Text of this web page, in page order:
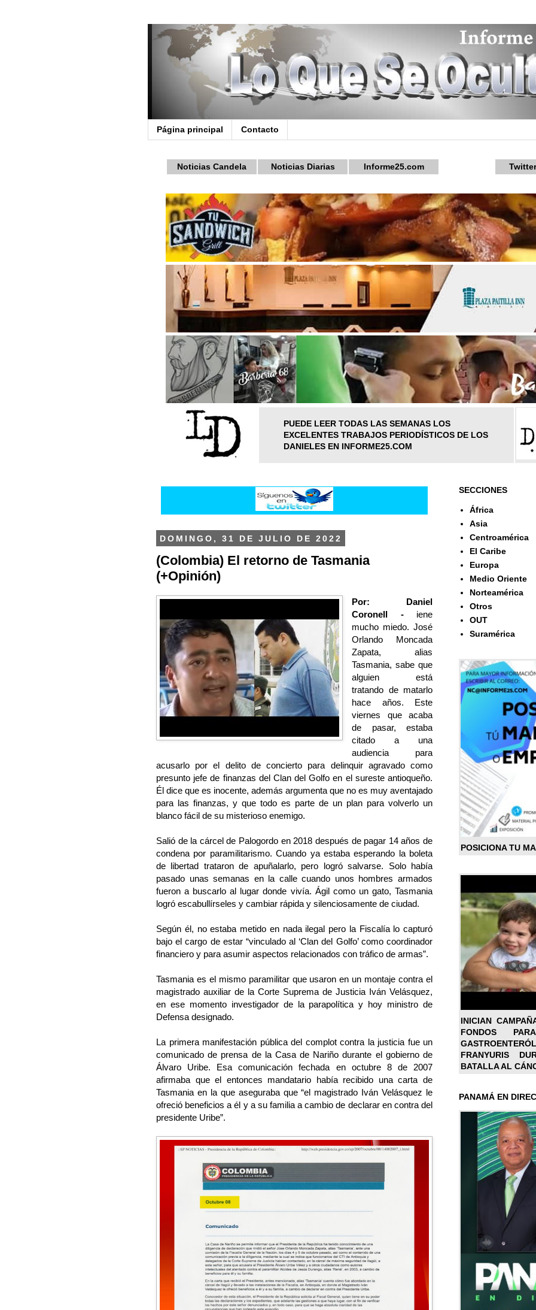
Página principal Contacto
Noticias Candela Noticias Diarias Informe25.com
PUEDE LEER TODAS LAS SEMANAS LOS
EXCELENTES TRABAJOS PERIODÍSTICOS DE LOS
DANIELES EN INFORME25.COM
DOMINGO, 31 DE JULIO DE 2022
(Colombia) El retorno de Tasmania
(+Opinión)
Por: Daniel
Coronell -iene
mucho miedo. José
Orlando Moncada
Zapata, alias
Tasmania, sabe que
alguien está
tratando de matarlo
hace años. Este
viernes que acaba
de pasar, estaba
citado a una
audiencia para
acusarlo por el delito de concierto para delinquir agravado como
presunto jefe de finanzas del Clan del Golfo en el sureste antioqueño.
Él dice que es inocente, además argumenta que no es muy aventajado
para las finanzas, y que todo es parte de un plan para volverlo un
blanco fácil de su misterioso enemigo.
Salió de la cárcel de Palogordo en 2018 después de pagar 14 años de
condena por paramilitarismo. Cuando ya estaba esperando la boleta
de libertad trataron de apuñalarlo, pero logró salvarse. Solo había
pasado unas semanas en la calle cuando unos hombres armados
fueron a buscarlo al lugar donde vivía. Ágil como un gato, Tasmania
logró escabullírseles y cambiar rápida y silenciosamente de ciudad.
Según él, no estaba metido en nada ilegal pero la Fiscalía lo capturó
bajo el cargo de estar “vinculado al ‘Clan del Golfo’ como coordinador
financiero y para asumir aspectos relacionados con tráfico de armas”.
Tasmania es el mismo paramilitar que usaron en un montaje contra el
magistrado auxiliar de la Corte Suprema de Justicia Iván Velásquez,
en ese momento investigador de la parapolítica y hoy ministro de
Defensa designado.
La primera manifestación pública del complot contra la justicia fue un
comunicado de prensa de la Casa de Nariño durante el gobierno de
Álvaro Uribe. Esa comunicación fechada en octubre 8 de 2007
afirmaba que el entonces mandatario había recibido una carta de
Tasmania en la que aseguraba que “el magistrado Iván Velásquez le
ofreció beneficios a él y a su familia a cambio de declarar en contra del
presidente Uribe”.
SECCIONES
África
Asia
Centroamérica
El Caribe
Europa
Medio Oriente
Norteamérica
Otros
OUT
Suramérica
POSICIONA TU
INICIAN
FONDOS
FRANYURIS
BATALLA AL
PANAMÁ EN